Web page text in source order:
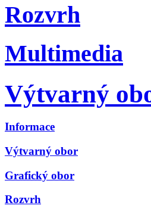
Rozvrh
Multimedia
Výtvarný
Informace
Výtvarný obor
Grafický obor
Rozvrh